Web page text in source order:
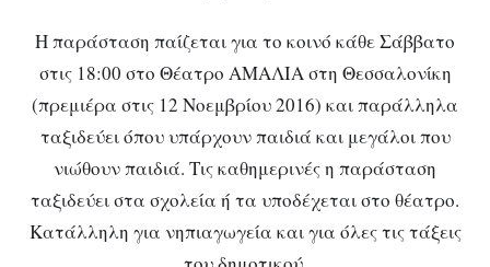
Η παράσταση παίζεται για το κοινό κάθε Σάββατο
στις 18:00 στο Θέατρο ΑΜΑΛΙΑ στη Θεσσαλονίκη
(πρεμιέρα στις 12 Νοεμβρίου 2016) και παράλληλα
ταξιδεύει όπου υπάρχουν παιδιά και μεγάλοι που
νιώθουν παιδιά. Τις καθημερινές η παράσταση
ταξιδεύει στα σχολεία ή τα υποδέχεται στο θέατρο.
Κατάλληλη για νηπιαγωγεία και για όλες τις τάξεις